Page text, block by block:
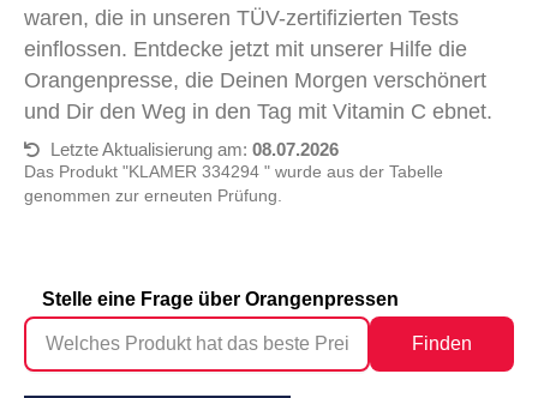
waren, die in unseren TÜV-zertifizierten Tests
einflossen. Entdecke jetzt mit unserer Hilfe die
Orangenpresse, die Deinen Morgen verschönert
und Dir den Weg in den Tag mit Vitamin C ebnet.
Letzte Aktualisierung am: 08.07.2026
Das Produkt "KLAMER 334294 " wurde aus der Tabelle
genommen zur erneuten Prüfung.
Stelle eine Frage über Orangenpressen
Finden